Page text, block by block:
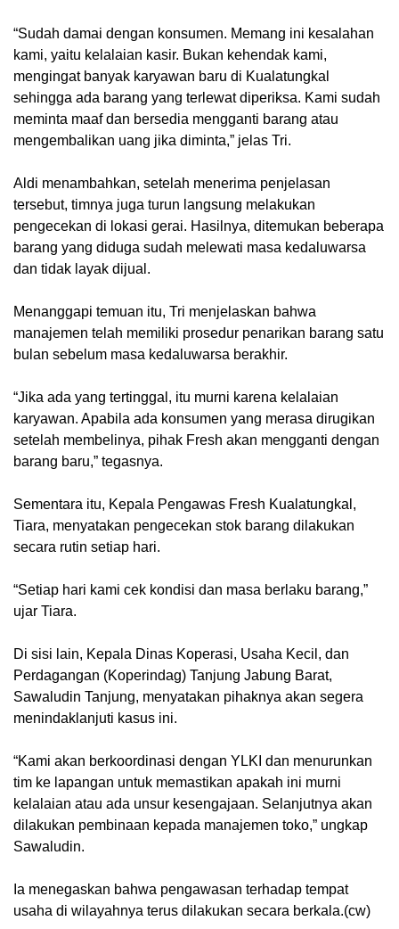
“Sudah damai dengan konsumen. Memang ini kesalahan
kami, yaitu kelalaian kasir. Bukan kehendak kami,
mengingat banyak karyawan baru di Kualatungkal
sehingga ada barang yang terlewat diperiksa. Kami sudah
meminta maaf dan bersedia mengganti barang atau
mengembalikan uang jika diminta,” jelas Tri.
Aldi menambahkan, setelah menerima penjelasan
tersebut, timnya juga turun langsung melakukan
pengecekan di lokasi gerai. Hasilnya, ditemukan beberapa
barang yang diduga sudah melewati masa kedaluwarsa
dan tidak layak dijual.
Menanggapi temuan itu, Tri menjelaskan bahwa
manajemen telah memiliki prosedur penarikan barang satu
bulan sebelum masa kedaluwarsa berakhir.
“Jika ada yang tertinggal, itu murni karena kelalaian
karyawan. Apabila ada konsumen yang merasa dirugikan
setelah membelinya, pihak Fresh akan mengganti dengan
barang baru,” tegasnya.
Sementara itu, Kepala Pengawas Fresh Kualatungkal,
Tiara, menyatakan pengecekan stok barang dilakukan
secara rutin setiap hari.
“Setiap hari kami cek kondisi dan masa berlaku barang,”
ujar Tiara.
Di sisi lain, Kepala Dinas Koperasi, Usaha Kecil, dan
Perdagangan (Koperindag) Tanjung Jabung Barat,
Sawaludin Tanjung, menyatakan pihaknya akan segera
menindaklanjuti kasus ini.
“Kami akan berkoordinasi dengan YLKI dan menurunkan
tim ke lapangan untuk memastikan apakah ini murni
kelalaian atau ada unsur kesengajaan. Selanjutnya akan
dilakukan pembinaan kepada manajemen toko,” ungkap
Sawaludin.
Ia menegaskan bahwa pengawasan terhadap tempat
usaha di wilayahnya terus dilakukan secara berkala.(cw)